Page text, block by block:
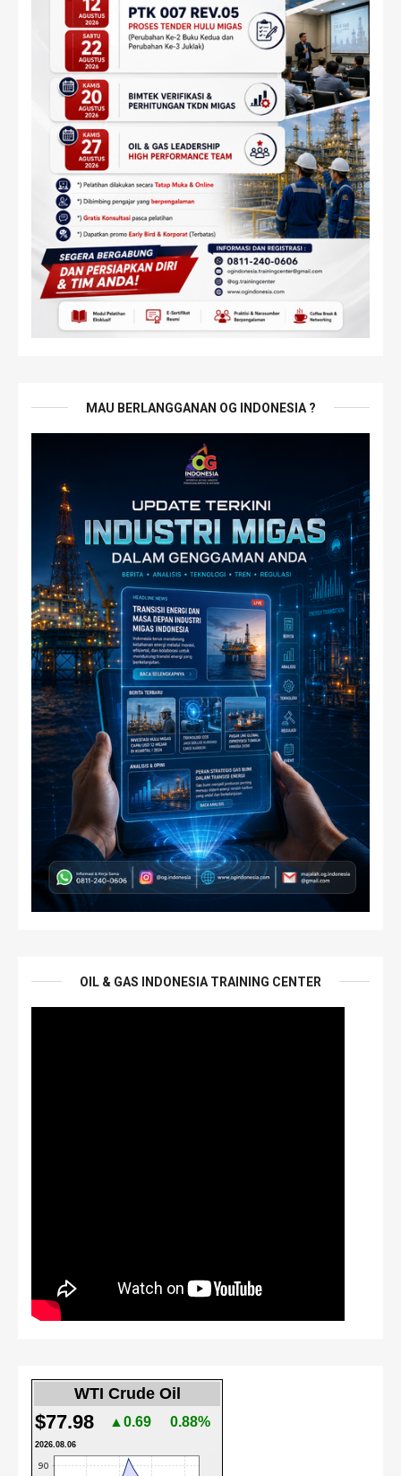
MAU BERLANGGANAN OG INDONESIA ?
OIL & GAS INDONESIA TRAINING CENTER
WTI Crude Oil
$77.98 ▲0.69 0.88%
2026.08.06